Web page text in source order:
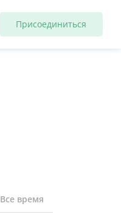
Присоединиться
Все время